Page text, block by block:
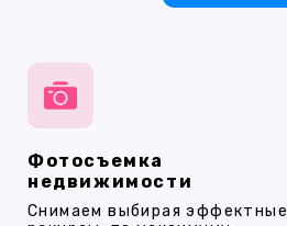
Фотосъемка
недвижимости
Снимаем выбирая эффектные